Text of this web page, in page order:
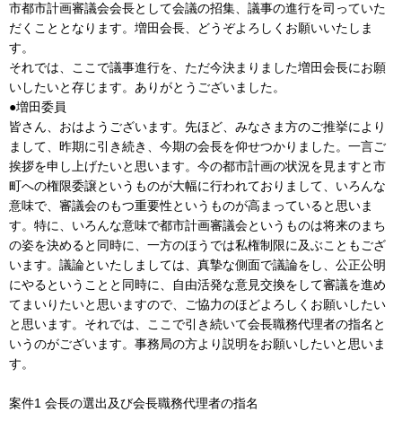
市都市計画審議会会長として会議の招集、議事の進行を司っていた
だくこととなります。増田会長、どうぞよろしくお願いいたしま
す。
それでは、ここで議事進行を、ただ今決まりました増田会長にお願
いしたいと存じます。ありがとうございました。
●増田委員
皆さん、おはようございます。先ほど、みなさま方のご推挙により
まして、昨期に引き続き、今期の会長を仰せつかりました。一言ご
挨拶を申し上げたいと思います。今の都市計画の状況を見ますと市
町への権限委譲というものが大幅に行われておりまして、いろんな
意味で、審議会のもつ重要性というものが高まっていると思いま
す。特に、いろんな意味で都市計画審議会というものは将来のまち
の姿を決めると同時に、一方のほうでは私権制限に及ぶこともござ
います。議論といたしましては、真摯な側面で議論をし、公正公明
にやるということと同時に、自由活発な意見交換をして審議を進め
てまいりたいと思いますので、ご協力のほどよろしくお願いしたい
と思います。それでは、ここで引き続いて会長職務代理者の指名と
いうのがございます。事務局の方より説明をお願いしたいと思いま
す。
案件1 会長の選出及び会長職務代理者の指名